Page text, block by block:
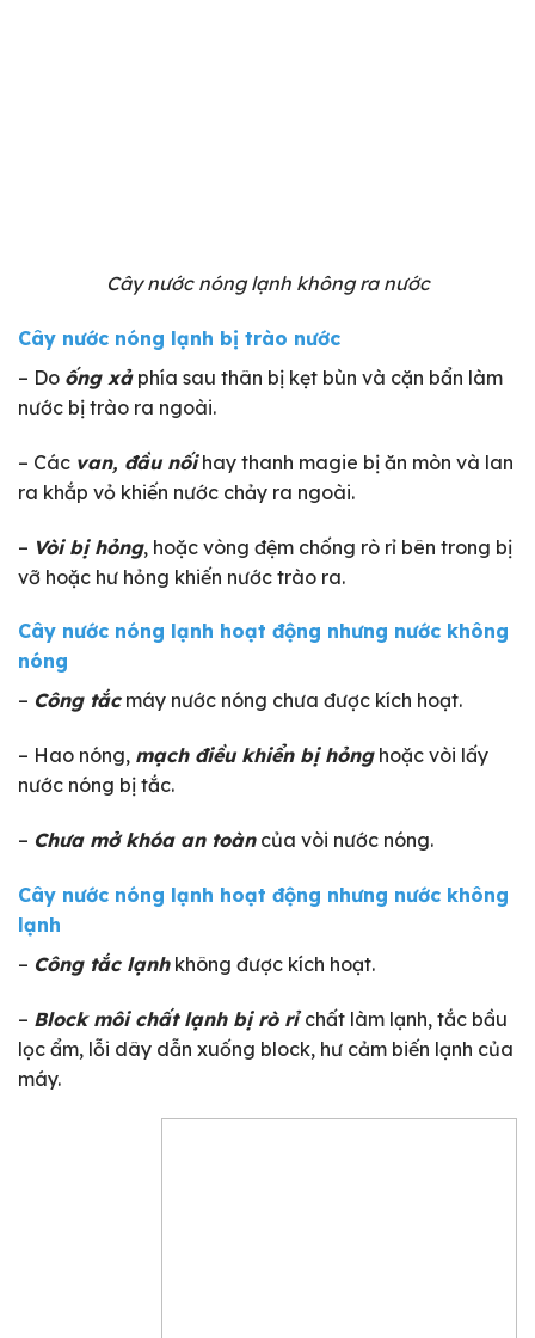
Cây nước nóng lạnh không ra nước
Cây nước nóng lạnh bị trào nước
– Do ống xảphía sau thân bị kẹt bùn và cặn bẩn làm
nước bị trào ra ngoài.
– Các van, đầu nốihay thanh magie bị ăn mòn và lan
ra khắp vỏ khiến nước chảy ra ngoài.
– Vòi bị hỏng, hoặc vòng đệm chống rò rỉ bên trong bị
vỡ hoặc hư hỏng khiến nước trào ra.
Cây nước nóng lạnh hoạt động nhưng nước không
nóng
– Công tắcmáy nước nóng chưa được kích hoạt.
– Hao nóng, mạch điều khiển bị hỏnghoặc vòi lấy
nước nóng bị tắc.
– Chưa mở khóa an toàncủa vòi nước nóng.
Cây nước nóng lạnh hoạt động nhưng nước không
lạnh
– Công tắc lạnhkhông được kích hoạt.
– Block môi chất lạnh bị rò rỉchất làm lạnh, tắc bầu
lọc ẩm, lỗi dây dẫn xuống block, hư cảm biến lạnh của
máy.